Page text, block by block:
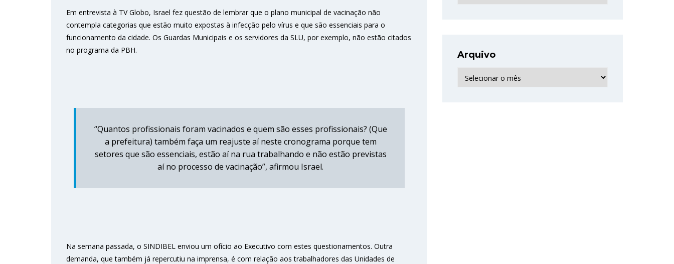
Em entrevista à TV Globo, Israel fez questão de lembrar que o plano municipal de vacinação não
contempla categorias que estão muito expostas à infecção pelo vírus e que são essenciais para o
funcionamento da cidade. Os Guardas Municipais e os servidores da SLU, por exemplo, não estão citados
no programa da PBH.
“Quantos profissionais foram vacinados e quem são esses profissionais? (Que
a prefeitura) também faça um reajuste aí neste cronograma porque tem
setores que são essenciais, estão aí na rua trabalhando e não estão previstas
aí no processo de vacinação”, afirmou Israel.
Na semana passada, o SINDIBEL enviou um ofício ao Executivo com estes questionamentos. Outra
demanda, que também já repercutiu na imprensa, é com relação aos trabalhadores das Unidades de
Arquivo
Arquivo